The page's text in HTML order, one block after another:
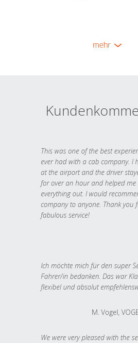
mehr
This was one of the best
ever had with a cab company. I
at the airport and the driver
for over an hour and helped me
everything out. I would
company to anyone. Thank you
fabulous service!
Ich möchte mich für den super
Fahrer/in bedanken. Das war
flexibel und absolut
M. Vogel,
We were very pleased with the